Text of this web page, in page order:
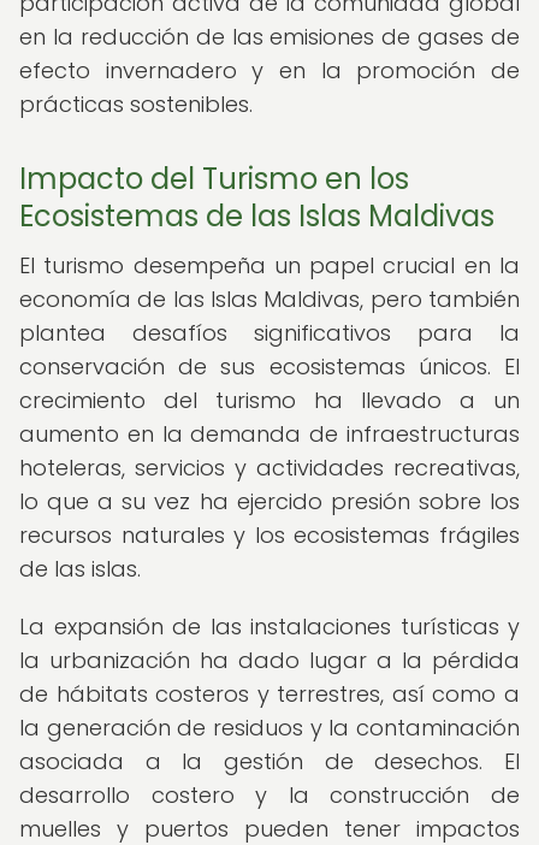
en la reducción de las emisiones de gases de
efecto invernadero y en la promoción de
prácticas sostenibles.
Impacto del Turismo en los
Ecosistemas de las Islas Maldivas
El turismo desempeña un papel crucial en la
economía de las Islas Maldivas, pero también
plantea desafíos significativos para la
conservación de sus ecosistemas únicos. El
crecimiento del turismo ha llevado a un
aumento en la demanda de infraestructuras
hoteleras, servicios y actividades recreativas,
lo que a su vez ha ejercido presión sobre los
recursos naturales y los ecosistemas frágiles
de las islas.
La expansión de las instalaciones turísticas y
la urbanización ha dado lugar a la pérdida
de hábitats costeros y terrestres, así como a
la generación de residuos y la contaminación
asociada a la gestión de desechos. El
desarrollo costero y la construcción de
muelles y puertos pueden tener impactos